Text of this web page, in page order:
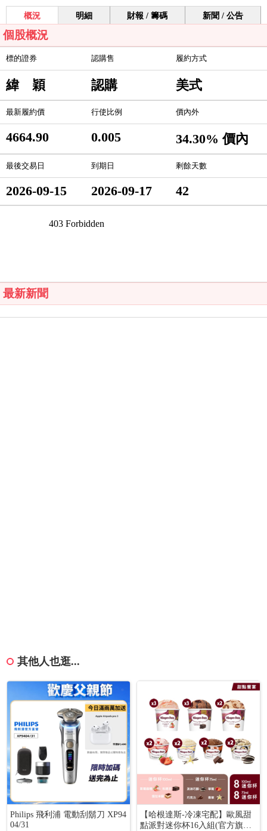
概況 明細 財報 / 籌碼 新聞 / 公告
個股概況
標的證券 認購售 履約方式
緯 穎 認購 美式
最新履約價 行使比例 價內外
4664.90 0.005 34.30% 價內
最後交易日 到期日 剩餘天數
2026-09-15 2026-09-17 42
最新新聞
其他人也逛...
Philips 飛利浦 電動刮鬍刀 XP94
04/31
【哈根達斯-冷凍宅配】歐風甜
點派對迷你杯16入組(官方旗艦